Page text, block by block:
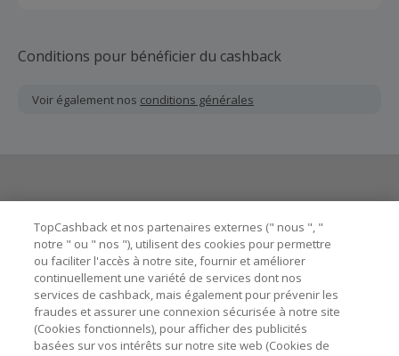
Conditions pour bénéficier du cashback
Voir également nos conditions générales
Astuces pour économiser
A propos de
TopCashback et nos partenaires externes (" nous ", "
notre " ou " nos "), utilisent des cookies pour permettre
ou faciliter l'accès à notre site, fournir et améliorer
continuellement une variété de services dont nos
services de cashback, mais également pour prévenir les
fraudes et assurer une connexion sécurisée à notre site
(Cookies fonctionnels), pour afficher des publicités
basées sur vos intérêts sur notre site web (Cookies de